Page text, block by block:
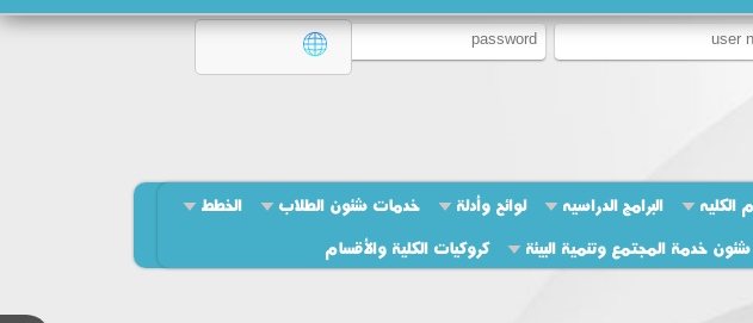
الكليه البرامج الدراسيه لوائح وأدلة خدمات شئون الطلاب
الخطط
شئون خدمة المجتمع وتنمية البيئة
كروكيات الكلية والأقسام